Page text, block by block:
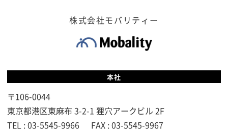
株式会社モバリティー
本社
〒106-0044
東京都港区東麻布 3-2-1 狸穴アークビル 2F
TEL : 03-5545-9966
FAX : 03-5545-9967